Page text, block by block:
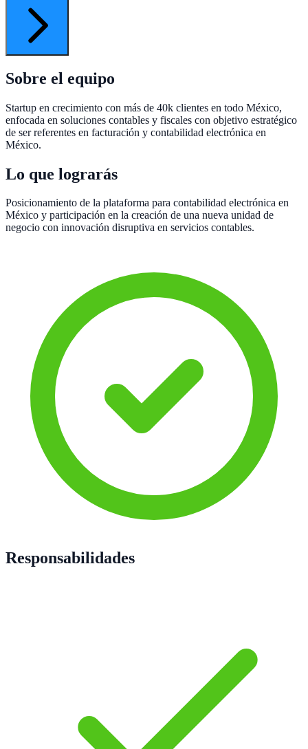
Sobre el equipo
Startup en crecimiento con más de 40k clientes en todo México,
enfocada en soluciones contables y fiscales con objetivo estratégico
de ser referentes en facturación y contabilidad electrónica en
México.
Lo que lograrás
Posicionamiento de la plataforma para contabilidad electrónica en
México y participación en la creación de una nueva unidad de
negocio con innovación disruptiva en servicios contables.
Responsabilidades